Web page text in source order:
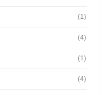
(1)
(4)
(1)
(4)